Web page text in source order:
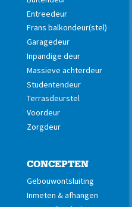
Entreedeur
Frans balkondeur(stel)
Garagedeur
Inpandige deur
Massieve achterdeur
Studentendeur
Terrasdeurstel
Voordeur
Zorgdeur
CONCEPTEN
Gebouwontsluiting
Inmeten & afhangen